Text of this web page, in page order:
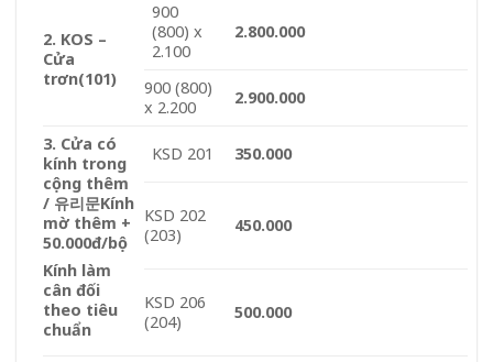
2. KOS –
Cửa
trơn(101)
900
(800) x
2.100
2.800.000
900 (800)
x 2.200
2.900.000
3. Cửa có
kính trong
cộng thêm
/ 유리문Kính
mờ thêm +
50.000đ/bộ
Kính làm
cân đối
theo tiêu
chuẩn
KSD 201 350.000
KSD 202
(203)
450.000
KSD 206
(204)
500.000